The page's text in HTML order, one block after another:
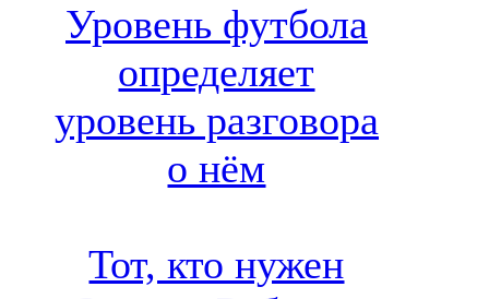
Уровень футбола
определяет
уровень разговора
о нём
Тот, кто нужен